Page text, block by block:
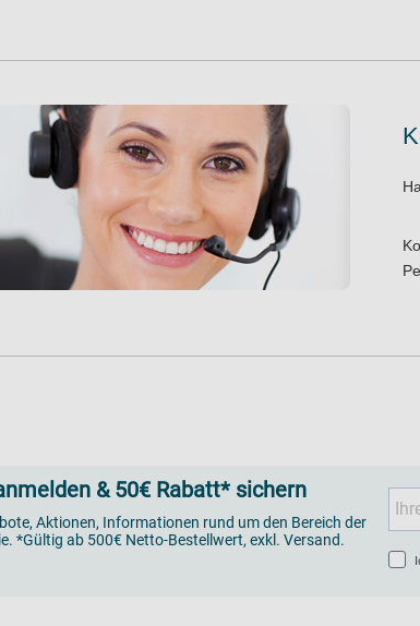
& 50€ Rabatt* sichern
Aktionen, Informationen rund um den Bereich der
*Gültig ab 500€ Netto-Bestellwert, exkl. Versand.